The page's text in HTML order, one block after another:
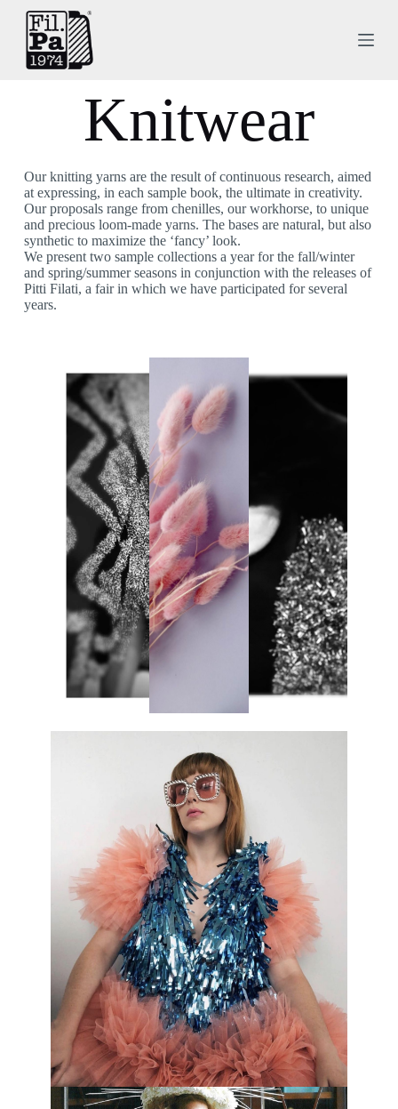
n
Knitwear
Our knitting yarns are the result of continuous research, aimed
at expressing, in each sample book, the ultimate in creativity.
Our proposals range from chenilles, our workhorse, to unique
and precious loom-made yarns. The bases are natural, but also
synthetic to maximize the ‘fancy’ look.
We present two sample collections a year for the fall/winter
and spring/summer seasons in conjunction with the releases of
Pitti Filati, a fair in which we have participated for several
years.